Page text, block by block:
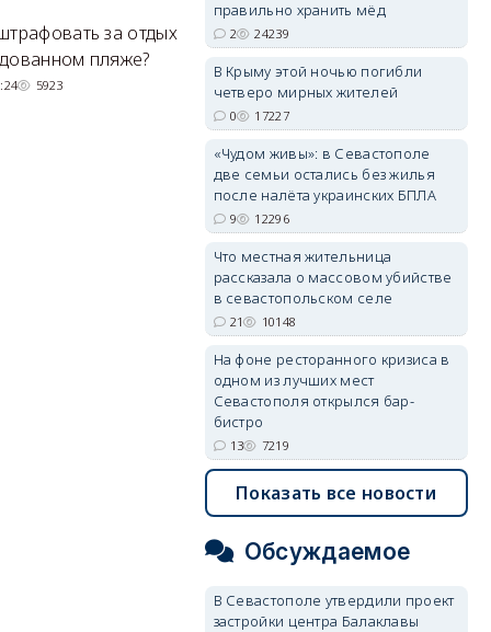
за отдых
пляже?
5923
Спасатели благополучно
вернули туристов обратно на
сушу.
29/07/2026 17:03
erid: 2SDnjdvhGXG
правильно хранить мёд
2 24239
В Крыму этой ночью погибли
четверо мирных жителей
0 17227
«Чудом живы»: в Севастополе
две семьи остались без жилья
после налёта украинских БПЛА
9 12296
Что местная жительница
рассказала о массовом убийстве
в севастопольском селе
21 10148
На фоне ресторанного кризиса в
одном из лучших мест
Севастополя открылся бар-
бистро
13 7219
Показать все новости
Обсуждаемое
В Севастополе утвердили проект
застройки центра Балаклавы